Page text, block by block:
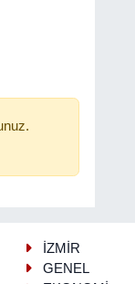
İZMİR
GENEL